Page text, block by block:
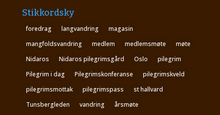
Stikkordsky
foredrag langvandring
magasin
mangfoldsvandring
medlem medlemsmøte
møte
Nidaros
Nidaros pilegrimsgård Oslo
pilegrim
Pilegrim i dag
Pilegrimskonferanse
pilegrimskveld
pilegrimsmottak
pilegrimspass
st hallvard
Tunsbergleden
vandring årsmøte